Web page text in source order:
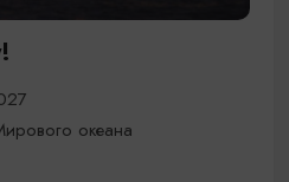
океана